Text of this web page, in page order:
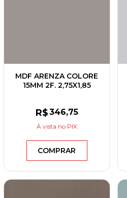
MDF ARENZA COLORE
15MM 2F. 2,75X1,85
R$346,75
À vista no PIX
COMPRAR